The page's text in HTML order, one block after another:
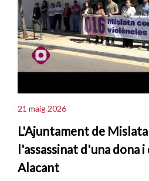
21 maig 2026
L'Ajuntament de
l'assassinat d'una dona i
Alacant